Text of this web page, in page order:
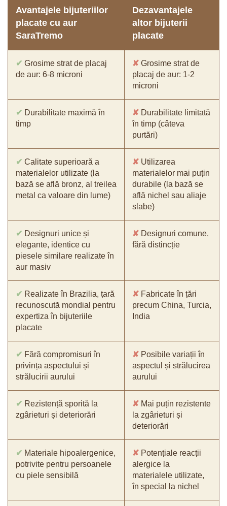
Avantajele bijuteriilor
placate cu aur
SaraTremo
Dezavantajele
altor bijuterii
placate
✔ Grosime strat de placaj
de aur: 6-8 microni
✘ Grosime strat de
placaj de aur: 1-2
microni
✔ Durabilitate maximă în
timp
✘ Durabilitate limitată
în timp (câteva
purtări)
✔ Calitate superioară a
materialelor utilizate (la
bază se află bronz, al treilea
metal ca valoare din lume)
✘ Utilizarea
materialelor mai puțin
durabile (la bază se
află nichel sau aliaje
slabe)
✔ Designuri unice și
elegante, identice cu
piesele similare realizate în
aur masiv
✘ Designuri comune,
fără distincție
✔ Realizate în Brazilia, țară
recunoscută mondial pentru
expertiza în bijuteriile
placate
✘ Fabricate în țări
precum China, Turcia,
India
✔ Fără compromisuri în
privința aspectului și
strălucirii aurului
✘ Posibile variații în
aspectul și strălucirea
aurului
✔ Rezistență sporită la
zgârieturi și deteriorări
✘ Mai puțin rezistente
la zgârieturi și
deteriorări
✔ Materiale hipoalergenice,
potrivite pentru persoanele
cu piele sensibilă
✘ Potențiale reacții
alergice la
materialele utilizate,
în special la nichel